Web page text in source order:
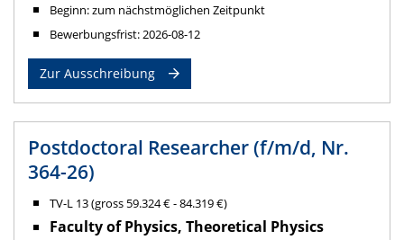
Beginn: zum nächstmöglichen Zeitpunkt
Bewerbungsfrist: 2026-08-12
Zur Ausschreibung
Postdoctoral Researcher (f/m/d, Nr.
364-26)
TV-L 13 (gross 59.324 € - 84.319 €)
Faculty of Physics, Theoretical Physics